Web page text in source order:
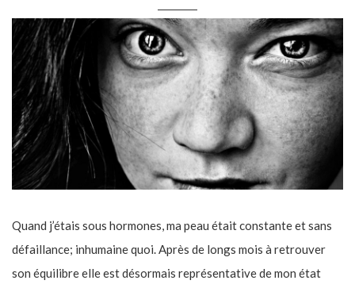
Quand j’étais sous hormones, ma peau était constante et sans
défaillance; inhumaine quoi. Après de longs mois à retrouver
son équilibre elle est désormais représentative de mon état